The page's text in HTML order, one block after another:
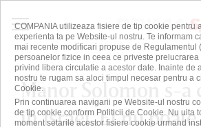
Manor Solomon s-a
în Israel. El nu
COMPANIA utilizeaza fisiere de tip cookie pentru
experienta ta pe Website-ul nostru. Te informam
mai recente modificari propuse de Regulamentul
persoanelor fizice in ceea ce priveste
privind libera circulatie a acestor date. Inainte de
nostru te rugam sa aloci timpul necesar pentru a
Cookie.
Prin continuarea navigarii pe Website-ul nostru
de tip cookie conform Politicii de Cookie. Nu uita
moment setarile acestor fisiere cookie urmand